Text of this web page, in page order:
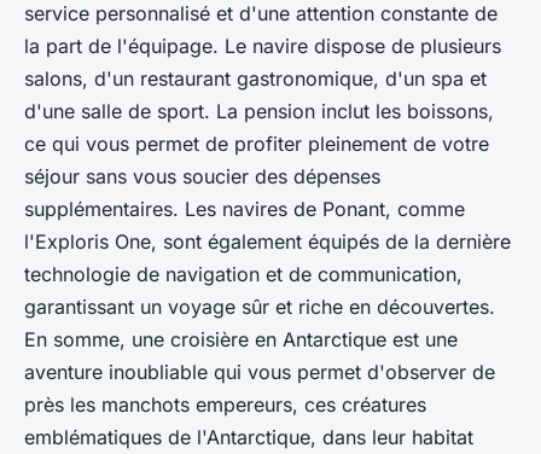
service personnalisé et d'une attention constante de
la part de l'équipage. Le navire dispose de plusieurs
salons, d'un restaurant gastronomique, d'un spa et
d'une salle de sport. La pension inclut les boissons,
ce qui vous permet de profiter pleinement de votre
séjour sans vous soucier des dépenses
supplémentaires. Les navires de Ponant, comme
l'Exploris One, sont également équipés de la dernière
technologie de navigation et de communication,
garantissant un voyage sûr et riche en découvertes.
En somme, une croisière en Antarctique est une
aventure inoubliable qui vous permet d'observer de
près les manchots empereurs, ces créatures
emblématiques de l'Antarctique, dans leur habitat